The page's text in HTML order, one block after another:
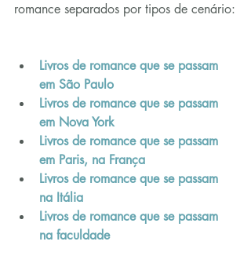
romance separados por tipos de cenário:
Livros de romance que se passam
em São Paulo
Livros de romance que se passam
em Nova York
Livros de romance que se passam
em Paris, na França
Livros de romance que se passam
na Itália
Livros de romance que se passam
na faculdade